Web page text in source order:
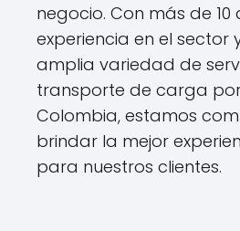
negocio. Con más de 10
experiencia en el sector
amplia variedad de
transporte de carga
Colombia, estamos
brindar la mejor
para nuestros clientes.